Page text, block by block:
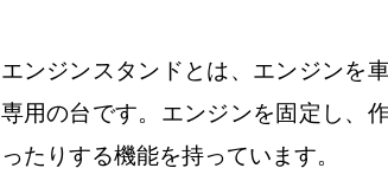
エンジンスタンドとは、エンジンを
専用の台です。エンジンを固定し、
ったりする機能を持っています。